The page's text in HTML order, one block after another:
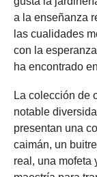
a la enseñanza
las cualidades
con la
ha encontrado
La colección de
notable
presentan una
caimán, un
real, una mofeta